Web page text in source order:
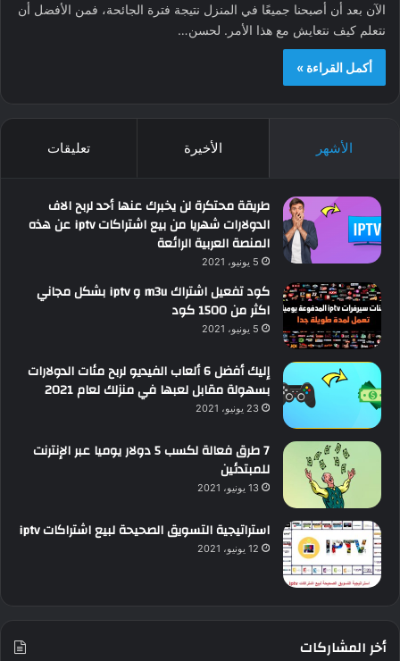
الآن بعد أن أصبحنا جميعًا في المنزل نتيجة فترة الجائحة، فمن الأفضل أن
نتعلم كيف نتعايش مع هذا الأمر. لحسن…
أكمل القراءة »
الأشهر الأخيرة تعليقات
طريقة محتكرة لن يخبرك عنها أحد لربح الاف
الدولارات شهريا من بيع اشتراكات iptv عن هذه
المنصة العربية الرائعة
5 يونيو، 2021
كود تفعيل اشتراك m3u و iptv بشكل مجاني
اكثر من 1500 كود
5 يونيو، 2021
إليك أفضل 6 ألعاب الفيديو لربح مئات الدولارات
بسهولة مقابل لعبها في منزلك لعام 2021
23 يونيو، 2021
7 طرق فعالة لكسب 5 دولار يوميا عبر الإنترنت
للمبتدئين
13 يونيو، 2021
استراتيجية التسويق الصحيحة لبيع اشتراكات iptv
12 يونيو، 2021
أخر المشاركات